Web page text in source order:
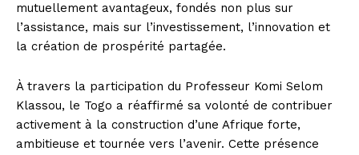
mutuellement avantageux, fondés non plus sur
l’assistance, mais sur l’investissement, l’innovation et
la création de prospérité partagée.
À travers la participation du Professeur Komi Selom
Klassou, le Togo a réaffirmé sa volonté de contribuer
activement à la construction d’une Afrique forte,
ambitieuse et tournée vers l’avenir. Cette présence